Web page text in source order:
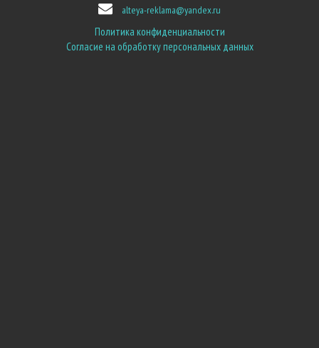
alteya-reklama@yandex.ru
Политика конфиденциальности
Согласие на обработку персональных данных